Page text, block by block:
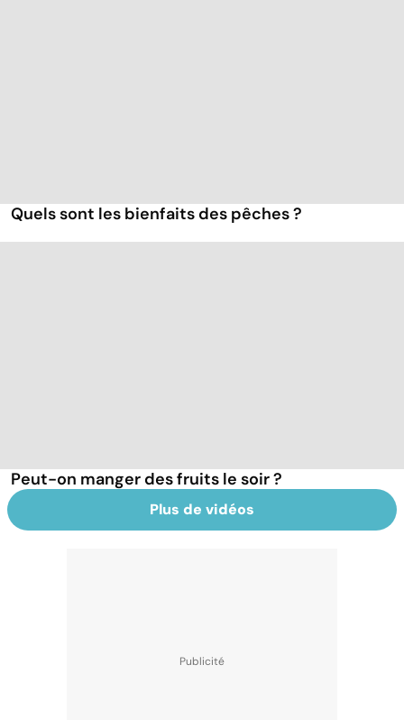
Quels sont les bienfaits des pêches ?
Peut-on manger des fruits le soir ?
Plus de vidéos